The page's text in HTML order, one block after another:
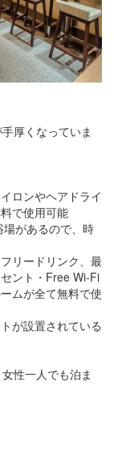
厚くなっていま
ロンやヘアドライ
で使用可能
があるので、時
リードリンク、最
ント・Free Wi-Fi
ムが全て無料で使
が設置されている
性一人でも泊ま